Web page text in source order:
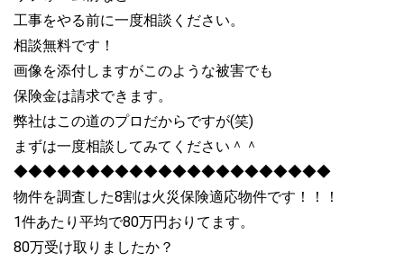
工事をやる前に一度相談ください。
相談無料です！
画像を添付しますがこのような被害でも
保険金は請求できます。
弊社はこの道のプロだからですが(笑)
まずは一度相談してみてください＾＾
◆◆◆◆◆◆◆◆◆◆◆◆◆◆◆◆◆◆◆◆◆◆
物件を調査した8割は火災保険適応物件です！！！
1件あたり平均で80万円おりてます。
80万受け取りましたか？